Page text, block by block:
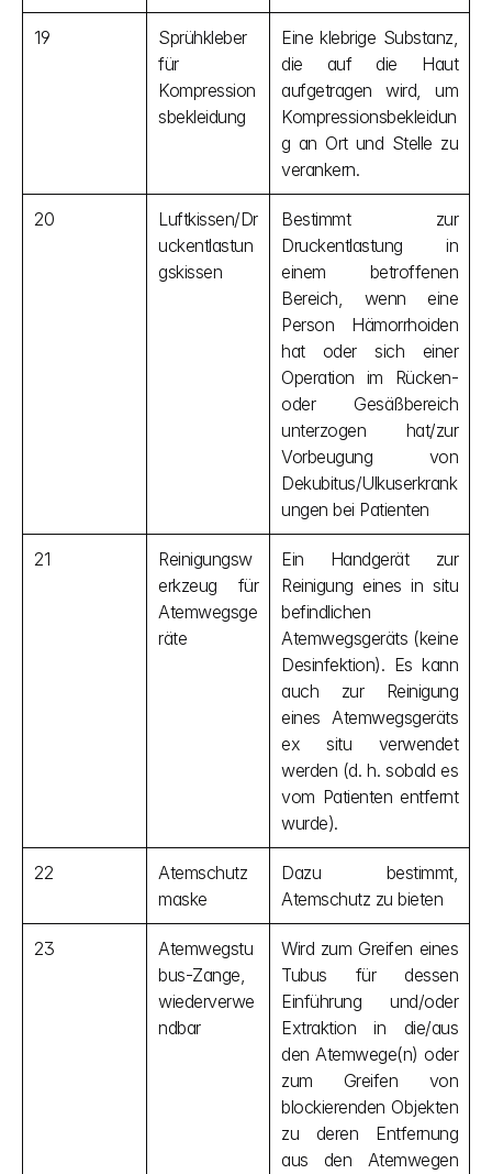
19
Sprühkleber
für
Kompression
sbekleidung
Eine klebrige Substanz,
die auf die Haut
aufgetragen wird, um
Kompressionsbekleidun
g an Ort und Stelle zu
verankern.
20
Luftkissen/Dr
uckentlastun
gskissen
Bestimmt zur
Druckentlastung in
einem betroffenen
Bereich, wenn eine
Person Hämorrhoiden
hat oder sich einer
Operation im Rücken-
oder Gesäßbereich
unterzogen hat/zur
Vorbeugung von
Dekubitus/Ulkuserkrank
ungen bei Patienten
21
Reinigungsw
erkzeug für
Atemwegsge
räte
Ein Handgerät zur
Reinigung eines in situ
befindlichen
Atemwegsgeräts (keine
Desinfektion). Es kann
auch zur Reinigung
eines Atemwegsgeräts
ex situ verwendet
werden (d. h. sobald es
vom Patienten entfernt
wurde).
22
Atemschutz
maske
Dazu bestimmt,
Atemschutz zu bieten
23
Atemwegstu
bus-Zange,
wiederverwe
ndbar
Wird zum Greifen eines
Tubus für dessen
Einführung und/oder
Extraktion in die/aus
den Atemwege(n) oder
zum Greifen von
blockierenden Objekten
zu deren Entfernung
aus den Atemwegen